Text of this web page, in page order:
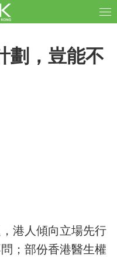
劃，豈能不
港人傾向立場先行
；部份香港醫生權